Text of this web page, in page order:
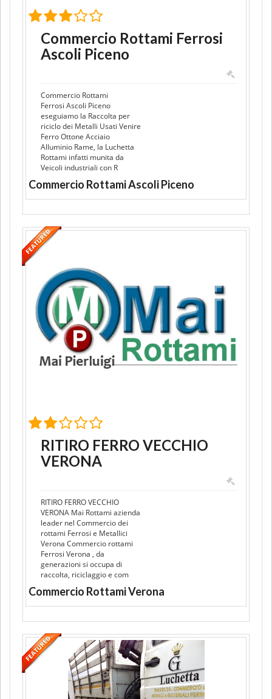
Commercio Rottami Ferrosi
Ascoli Piceno
Commercio Rottami
Ferrosi Ascoli Piceno
eseguiamo la Raccolta per
riciclo dei Metalli Usati Venire
Ferro Ottone Acciaio
Alluminio Rame, la Luchetta
Rottami infatti munita da
Veicoli industriali con R
Commercio Rottami Ascoli Piceno
RITIRO FERRO VECCHIO
VERONA
RITIRO FERRO VECCHIO
VERONA Mai Rottami azienda
leader nel Commercio dei
rottami Ferrosi e Metallici
Verona Commercio rottami
Ferrosi Verona , da
generazioni si occupa di
raccolta, riciclaggio e com
Commercio Rottami Verona